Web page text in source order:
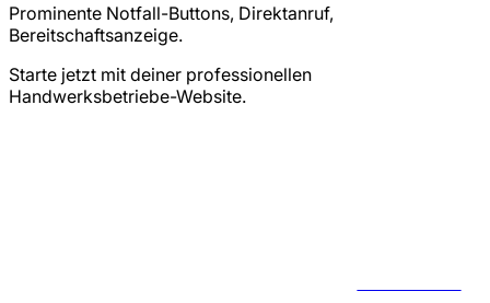
Prominente Notfall-Buttons, Direktanruf,
Bereitschaftsanzeige.
Starte jetzt mit deiner professionellen
Handwerksbetriebe-Website.